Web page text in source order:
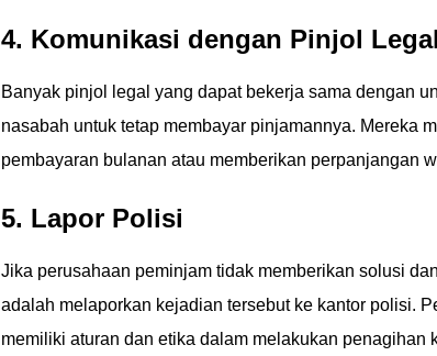
4. Komunikasi dengan Pinjol Legal
Banyak pinjol legal yang dapat bekerja sama dengan
nasabah untuk tetap membayar pinjamannya. Mereka
pembayaran bulanan atau memberikan perpanjangan
5. Lapor Polisi
Jika perusahaan peminjam tidak memberikan solusi
adalah melaporkan kejadian tersebut ke kantor polisi.
memiliki aturan dan etika dalam melakukan penagihan